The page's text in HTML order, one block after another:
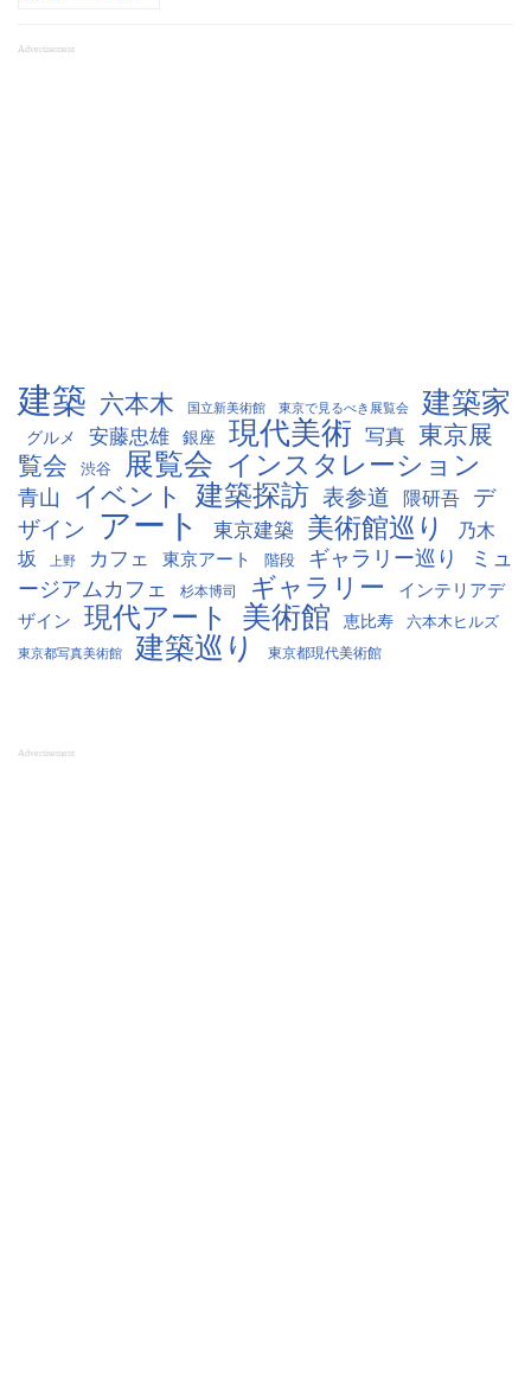
Advertisement
建築 六本木 国立新美術館 東京で見るべき展覧会 建築家
グルメ 安藤忠雄 銀座 現代美術 写真
東京展
覧会
渋谷 展覧会 インスタレーション
青山 イベント 建築探訪 表参道 隈研吾
デ
ザイン
アート 東京建築 美術館巡り
乃木
坂
上野 カフェ 東京アート 階段 ギャラリー巡り
ミュ
ージアムカフェ
杉本博司 ギャラリー
インテリアデ
ザイン
現代アート 美術館 恵比寿 六本木ヒルズ
東京都写真美術館 建築巡り 東京都現代美術館
Advertisement